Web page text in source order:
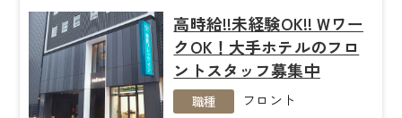
高時給!!未経験OK!! Wワー
クOK！大手ホテルのフロ
ントスタッフ募集中
職種 フロント